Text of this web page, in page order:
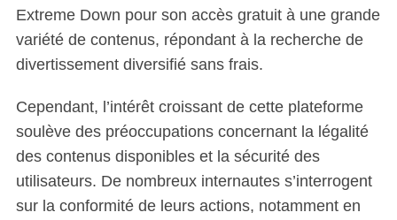
Extreme Down pour son accès gratuit à une grande
variété de contenus, répondant à la recherche de
divertissement diversifié sans frais.
Cependant, l’intérêt croissant de cette plateforme
soulève des préoccupations concernant la légalité
des contenus disponibles et la sécurité des
utilisateurs. De nombreux internautes s’interrogent
sur la conformité de leurs actions, notamment en